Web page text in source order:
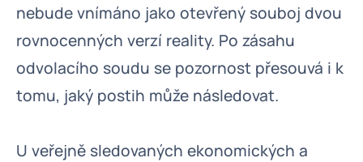
nebude vnímáno jako otevřený souboj dvou
rovnocenných verzí reality. Po zásahu
odvolacího soudu se pozornost přesouvá i k
tomu, jaký postih může následovat.
U veřejně sledovaných ekonomických a